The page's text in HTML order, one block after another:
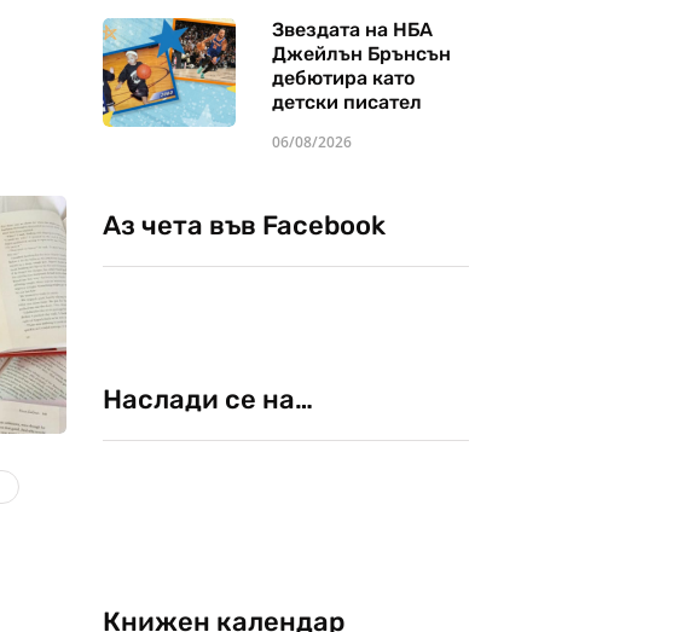
Звездата на НБА
Джейлън Брънсън
дебютира като
детски писател
06/08/2026
Аз чета във Facebook
Наслади се на…
Книжен календар